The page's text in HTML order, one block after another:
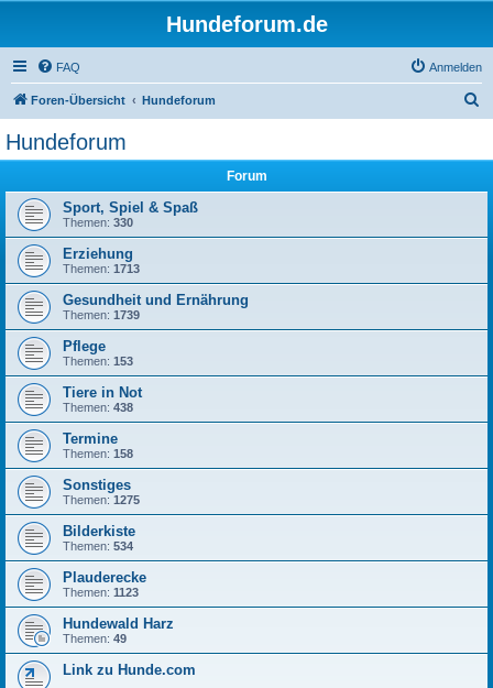
Hundeforum.de
FAQ Anmelden
Foren-Übersicht Hundeforum
Hundeforum
Forum
Sport, Spiel & Spaß
Themen: 330
Erziehung
Themen: 1713
Gesundheit und Ernährung
Themen: 1739
Pflege
Themen: 153
Tiere in Not
Themen: 438
Termine
Themen: 158
Sonstiges
Themen: 1275
Bilderkiste
Themen: 534
Plauderecke
Themen: 1123
Hundewald Harz
Themen: 49
Link zu Hunde.com